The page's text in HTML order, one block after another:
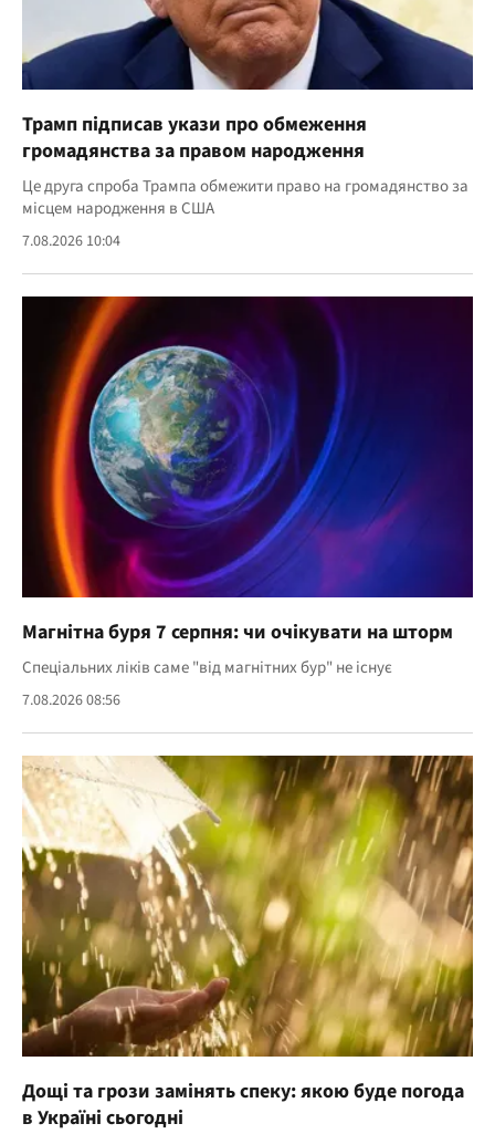
Трамп підписав укази про обмеження
громадянства за правом народження
Це друга спроба Трампа обмежити право на громадянство за
місцем народження в США
7.08.2026 10:04
Магнітна буря 7 серпня: чи очікувати на шторм
Спеціальних ліків саме "від магнітних бур" не існує
7.08.2026 08:56
Дощі та грози замінять спеку: якою буде погода
в Україні сьогодні